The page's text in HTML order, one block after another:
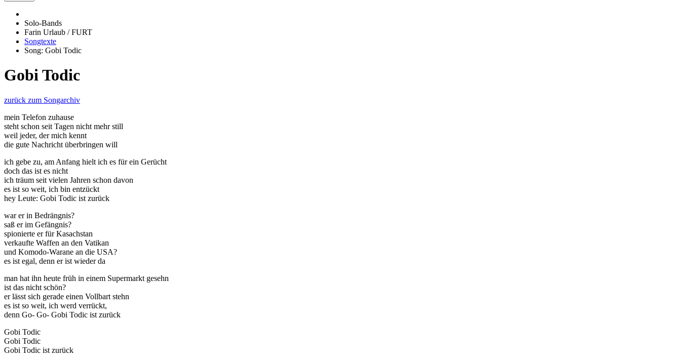
Solo-Bands
Farin Urlaub / FURT
Songtexte
Song: Gobi Todic
Gobi Todic
zurück zum Songarchiv
mein Telefon zuhause
steht schon seit Tagen nicht mehr still
weil jeder, der mich kennt
die gute Nachricht überbringen will
ich gebe zu, am Anfang hielt ich es für ein Gerücht
doch das ist es nicht
ich träum seit vielen Jahren schon davon
es ist so weit, ich bin entzückt
hey Leute: Gobi Todic ist zurück
war er in Bedrängnis?
saß er im Gefängnis?
spionierte er für Kasachstan
verkaufte Waffen an den Vatikan
und Komodo-Warane an die USA?
es ist egal, denn er ist wieder da
man hat ihn heute früh in einem Supermarkt gesehn
ist das nicht schön?
er lässt sich gerade einen Vollbart stehn
es ist so weit, ich werd verrückt,
denn Go- Go- Gobi Todic ist zurück
Gobi Todic
Gobi Todic
Gobi Todic ist zurück